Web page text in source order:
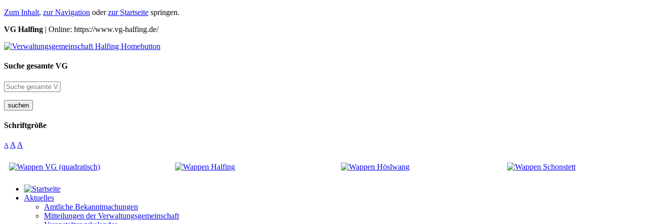
Zum Inhalt, zur Navigation oderzur Startseite springen.
VG Halfing | Online: https://www.vg-halfing.de/
Suche gesamte VG
suchen
Schriftgröße
A A A
Aktuelles
Amtliche Bekanntmachungen
Mitteilungen der Verwaltungsgemeinschaft